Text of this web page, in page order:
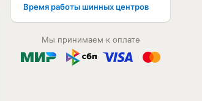
Время работы шинных центров
Мы принимаем к оплате